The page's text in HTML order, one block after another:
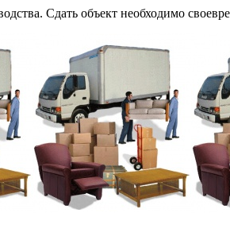
Сдать объект необходимо